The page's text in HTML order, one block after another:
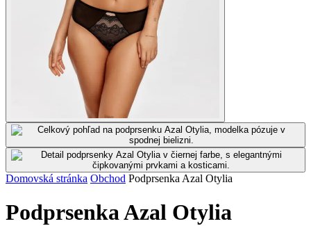
Domovská stránka Obchod Podprsenka Azal Otylia
Podprsenka Azal Otylia